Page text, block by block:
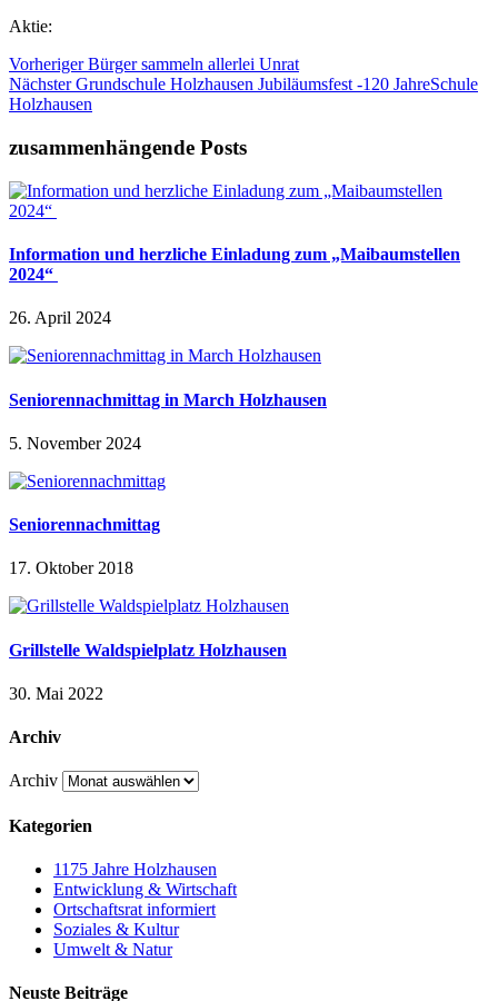
Aktie:
Vorheriger Bürger sammeln allerlei Unrat
Nächster Grundschule Holzhausen Jubiläumsfest -120 JahreSchule
Holzhausen
zusammenhängende Posts
Information und herzliche Einladung zum „Maibaumstellen
2024“
26. April 2024
Seniorennachmittag in March Holzhausen
5. November 2024
Seniorennachmittag
17. Oktober 2018
Grillstelle Waldspielplatz Holzhausen
30. Mai 2022
Archiv
Archiv
Kategorien
1175 Jahre Holzhausen
Entwicklung & Wirtschaft
Ortschaftsrat informiert
Soziales & Kultur
Umwelt & Natur
Neuste Beiträge